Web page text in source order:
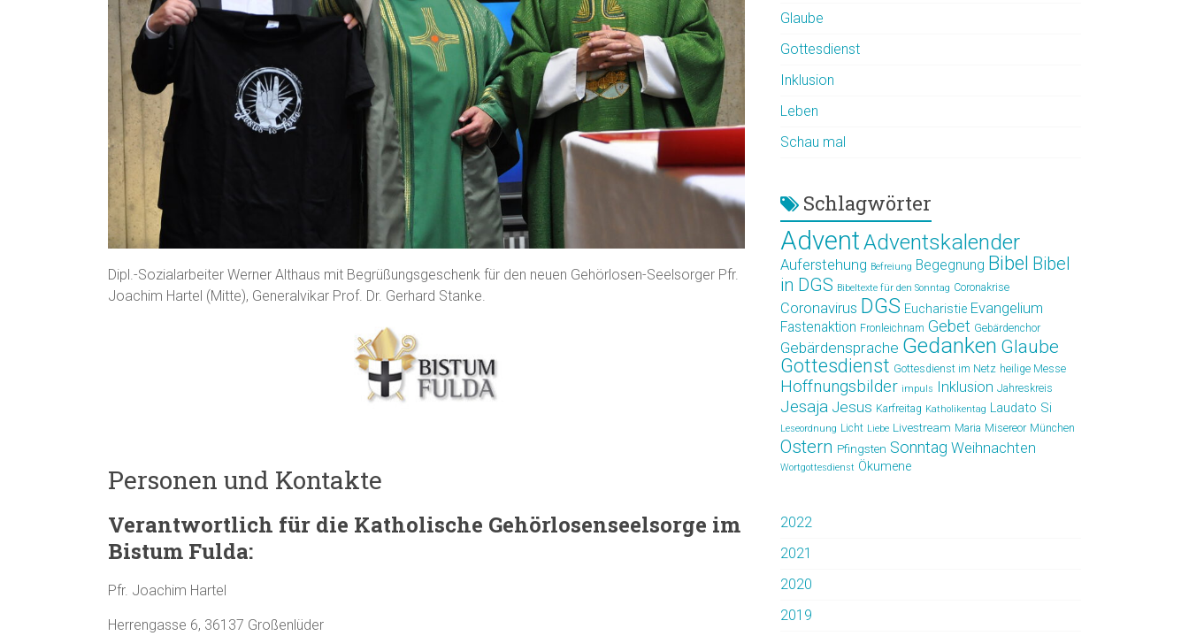
Dipl.-Sozialarbeiter Werner Althaus mit Begrüßungsgeschenk für den neuen Gehörlosen-Seelsorger Pfr.
Joachim Hartel (Mitte), Generalvikar Prof. Dr. Gerhard Stanke.
Personen und Kontakte
Verantwortlich für die Katholische Gehörlosenseelsorge im
Bistum Fulda:
Pfr. Joachim Hartel
Herrengasse 6, 36137 Großenlüder
Glaube
Gottesdienst
Inklusion
Leben
Schau mal
Schlagwörter
AdventAdventskalender
Auferstehung Befreiung Begegnung Bibel Bibel
in DGS Bibeltexte für den Sonntag Coronakrise
Coronavirus DGS Eucharistie Evangelium
Fastenaktion Fronleichnam Gebet Gebärdenchor
Gebärdensprache Gedanken Glaube
Gottesdienst Gottesdienst im Netz heilige Messe
Hoffnungsbilder impuls Inklusion Jahreskreis
Jesaja Jesus Karfreitag Katholikentag Laudato Si
Leseordnung Licht Liebe Livestream Maria Misereor München
Ostern Pfingsten Sonntag Weihnachten
Wortgottesdienst Ökumene
2022
2021
2020
2019